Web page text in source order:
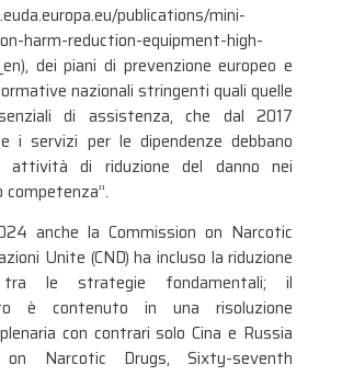
publications/mini-
harm-reduction-equipment-high-
dei piani di prevenzione europeo e
nazionali stringenti quali quelle
di assistenza, che dal 2017
i servizi per le dipendenze debbano
attività di riduzione del danno nei
anche la Commission on Narcotic
Unite (CND) ha incluso la riduzione
le strategie fondamentali; il
è contenuto in una risoluzione
con contrari solo Cina e Russia
on Narcotic Drugs, Sixty-seventh